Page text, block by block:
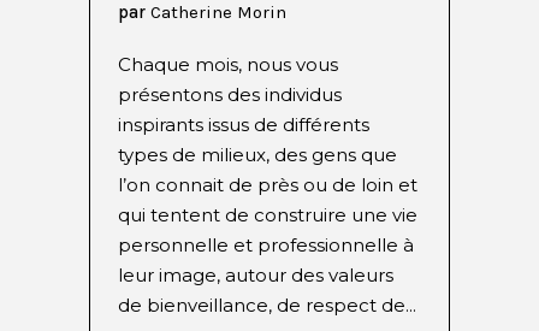
par Catherine Morin
Chaque mois, nous vous
présentons des individus
inspirants issus de différents
types de milieux, des gens que
l’on connait de près ou de loin et
qui tentent de construire une vie
personnelle et professionnelle à
leur image, autour des valeurs
de bienveillance, de respect de...